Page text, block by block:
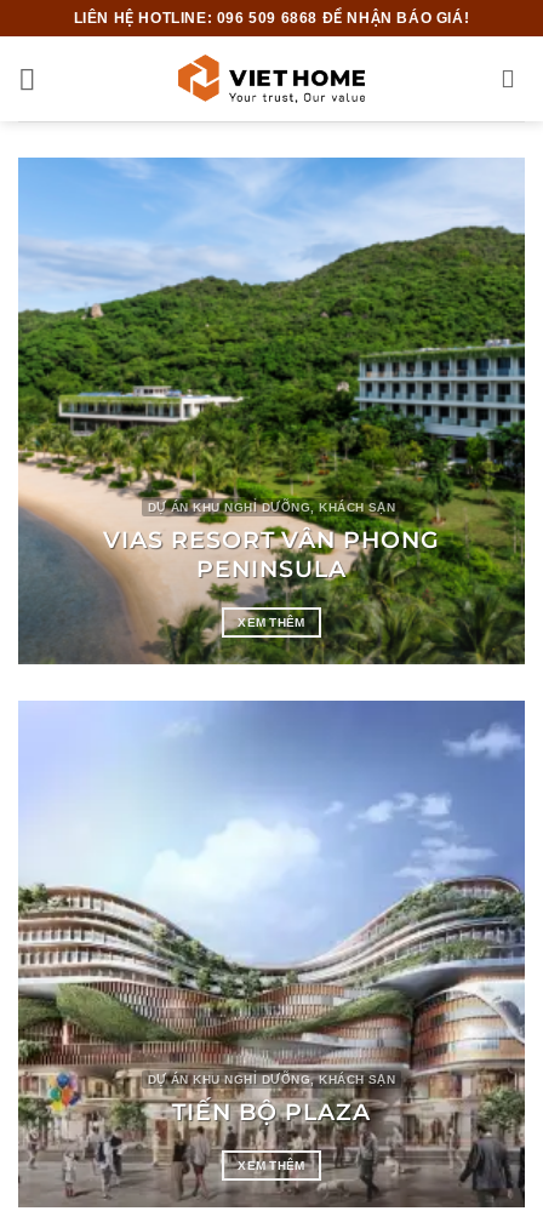
nội
LIÊN HỆ HOTLINE: 096 509 6868 ĐỂ NHẬN BÁO GIÁ!
DỰ ÁN KHU NGHỈ DƯỠNG, KHÁCH SẠN
VIAS RESORT VÂN PHONG
PENINSULA
XEM THÊM
DỰ ÁN KHU NGHỈ DƯỠNG, KHÁCH SẠN
TIẾN BỘ PLAZA
XEM THÊM